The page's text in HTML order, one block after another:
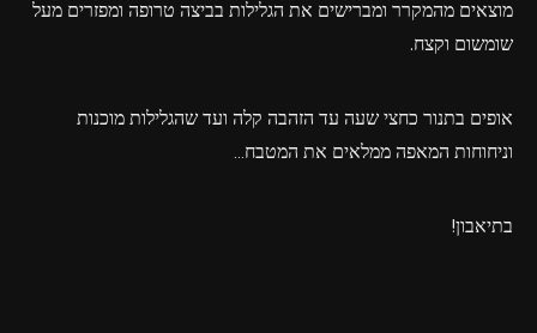
מוצאים מהמקרר ומברישים את הגלילות בביצה טרופה ומפזרים מעל
שומשום וקצח.
אופים בתנור כחצי שעה עד הזהבה קלה ועד שהגלילות מוכנות
וניחוחות המאפה ממלאים את המטבח…
בתיאבון!